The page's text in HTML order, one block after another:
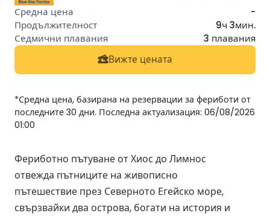
-
9ч 3мин.
3 плавания
Вижте цената
*Средна цена, базирана на резервации за фериботи от
последните 30 дни. Последна актуализация: 06/08/2026
01:00
Фериботно пътуване от Хиос до Лимнос
отвежда пътниците на живописно
пътешествие през Северното Егейско море,
свързвайки два острова, богати на история и